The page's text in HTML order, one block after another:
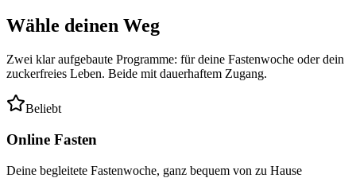
Wähle deinen Weg
Zwei klar aufgebaute Programme: für deine Fastenwoche oder dein
zuckerfreies Leben. Beide mit dauerhaftem Zugang.
Beliebt
Online Fasten
Deine begleitete Fastenwoche, ganz bequem von zu Hause